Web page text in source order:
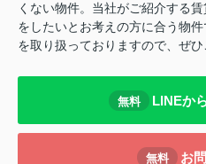
くない物件。当社がご紹介する
をしたいとお考えの方に合う物
を取り扱っておりますので、ぜひ
無料 LINEか
無料 お